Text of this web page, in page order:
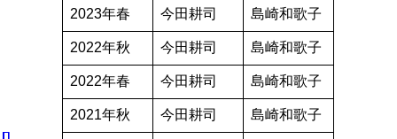
2023年春 今田耕司 島崎和歌子
2022年秋 今田耕司 島崎和歌子
2022年春 今田耕司 島崎和歌子
2021年秋 今田耕司 島崎和歌子